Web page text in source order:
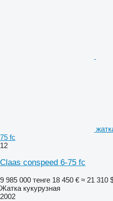
75 fc
12
Claas conspeed 6-75 fc
9 985 000 тенге 18 450 € ≈ 21 310
Жатка кукурузная
2002